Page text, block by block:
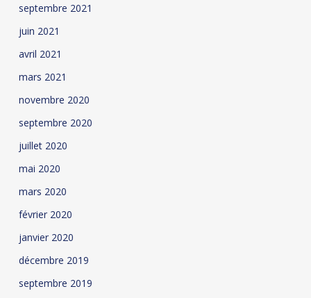
septembre 2021
juin 2021
avril 2021
mars 2021
novembre 2020
septembre 2020
juillet 2020
mai 2020
mars 2020
février 2020
janvier 2020
décembre 2019
septembre 2019